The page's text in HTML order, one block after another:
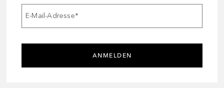
E-Mail-Adresse*
ANMELDEN